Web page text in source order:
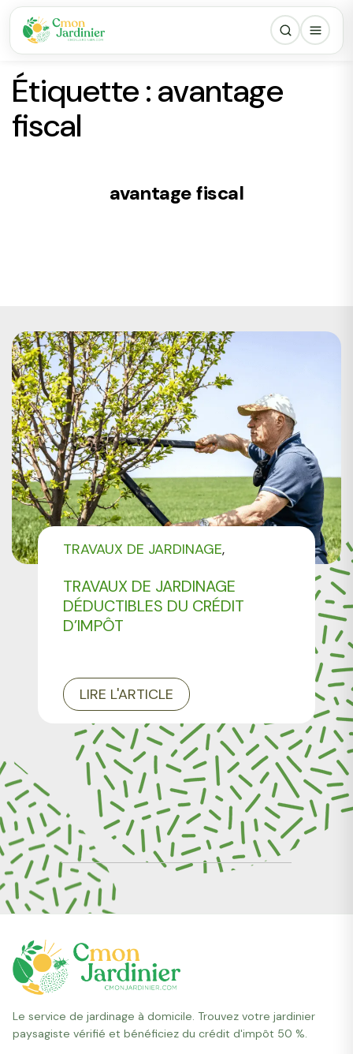
Étiquette :avantage
fiscal
avantage fiscal
TRAVAUX DE JARDINAGE
DÉDUCTIBLES DU CRÉDIT
D’IMPÔT
TRAVAUX DE JARDINAGE
NON CLASSÉ
LIRE L'ARTICLE
Le service de jardinage à domicile. Trouvez votre jardinier
paysagiste vérifié et bénéficiez du crédit d'impôt 50 %.